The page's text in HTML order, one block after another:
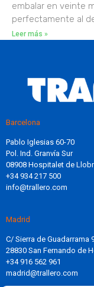
embalar en veinte
perfectamente al
Leer más »
Barcelona
Pablo Iglesias 60-70
Pol. Ind. Granvía Sur
08908 Hospitalet de
+34 934 217 500
info@trallero.com
Madrid
C/ Sierra de Guadarrama
28830 San Fernando de
+34 916 562 961
madrid@trallero.com